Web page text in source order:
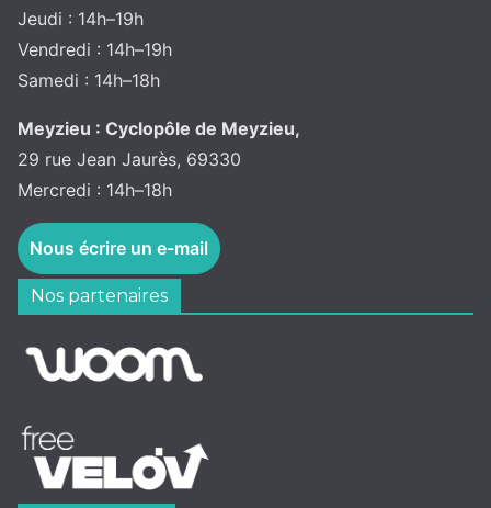
Jeudi : 14h–19h
Vendredi : 14h–19h
Samedi : 14h–18h
Meyzieu : Cyclopôle de Meyzieu,
29 rue Jean Jaurès, 69330
Mercredi : 14h–18h
Nous écrire un e-mail
Nos partenaires